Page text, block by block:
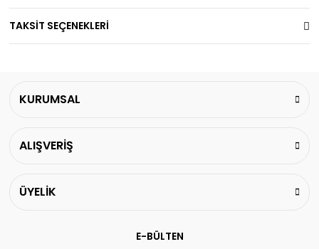
TAKSİT SEÇENEKLERİ
KURUMSAL
ALIŞVERİŞ
ÜYELİK
E-BÜLTEN